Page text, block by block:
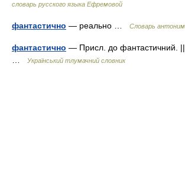
словарь русского языка Ефремовой
фантастично — реально … Словарь
фантастично — Присл. до фантастичний. ||
Український тлумачний словник